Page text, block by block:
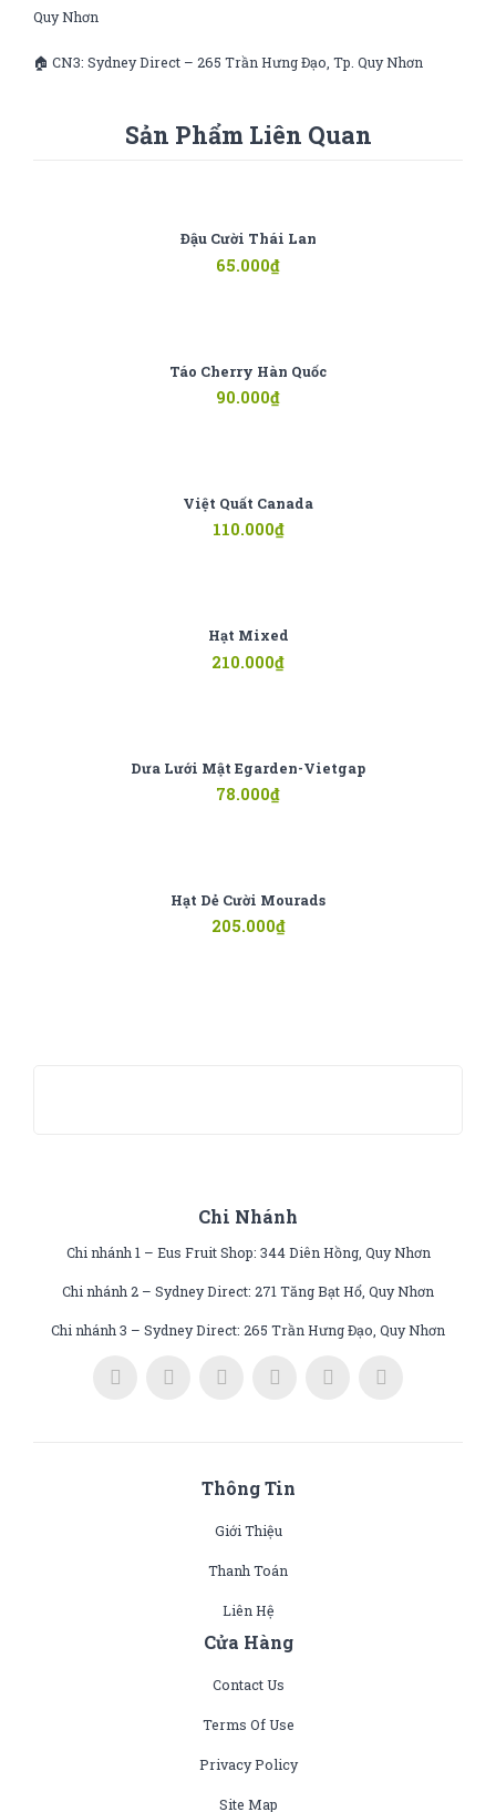
Quy Nhơn
🏠 CN3: Sydney Direct – 265 Trần Hưng Đạo, Tp. Quy Nhơn
Sản Phẩm Liên Quan
Đậu Cười Thái Lan
65.000₫
Táo Cherry Hàn Quốc
90.000₫
Việt Quất Canada
110.000₫
Hạt Mixed
210.000₫
Dưa Lưới Mật Egarden-Vietgap
78.000₫
Hạt Dẻ Cười Mourads
205.000₫
Chi Nhánh
Chi nhánh 1 – Eus Fruit Shop: 344 Diên Hồng, Quy Nhơn
Chi nhánh 2 – Sydney Direct: 271 Tăng Bạt Hổ, Quy Nhơn
Chi nhánh 3 – Sydney Direct: 265 Trần Hưng Đạo, Quy Nhơn
Thông Tin
Giới Thiệu
Thanh Toán
Liên Hệ
Cửa Hàng
Contact Us
Terms Of Use
Privacy Policy
Site Map